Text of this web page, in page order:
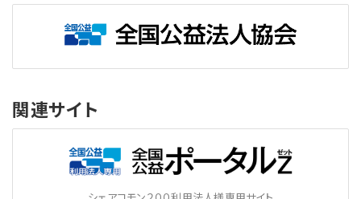
関連サイト